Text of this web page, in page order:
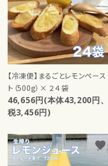
【冷凍便】まるごとレモンペース
ト（500g）× ２４袋
46,656円(本体43,200円、
税3,456円)
favorite